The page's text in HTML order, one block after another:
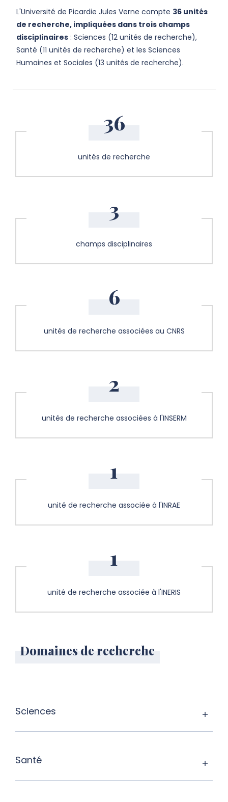
L'Université de Picardie Jules Verne compte 36 unités
de recherche, impliquées dans trois champs
disciplinaires : Sciences (12 unités de recherche),
Santé (11 unités de recherche) et les Sciences
Humaines et Sociales (13 unités de recherche).
36
unités de recherche
3
champs disciplinaires
6
unités de recherche associées au CNRS
2
unités de recherche associées à l'INSERM
1
unité de recherche associée à l'INRAE
1
unité de recherche associée à l'INERIS
Domaines de recherche
Sciences
Santé